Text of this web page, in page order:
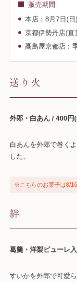
販売期間
本店：8月7日(
京都伊勢丹店(直
髙島屋京都店：
送り火
外郎・白あん / 400円
白あんを外郎で巻く
した。
※こちらのお菓子は8/
絆
葛羹・洋梨ピューレ
すいかを外郎で可愛